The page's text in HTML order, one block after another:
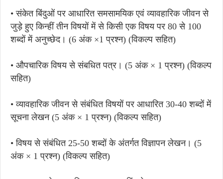
• संकेत बिंदुओं पर आधारित समसामयिक एवं व्यावहारिक जीवन से
जुड़े हुए किन्हीं तीन विषयों में से किसी एक विषय पर 80 से 100
शब्दों में अनुच्छेद। (6 अंक ×1 प्रश्न) (विकल्प सहित)
• औपचारिक विषय से संबधित पत्र। (5 अंक × 1 प्रश्न) (विकल्प
सहित)
• व्यावहारिक जीवन से संबंधित विषयों पर आधारित 30-40 शब्दों में
सूचना लेखन (5 अंक × 1 प्रश्न) (विकल्प सहित)
• विषय से संबंधित 25-50 शब्दों के अंतर्गत विज्ञापन लेखन। (5
अंक × 1 प्रश्न) (विकल्प सहित)